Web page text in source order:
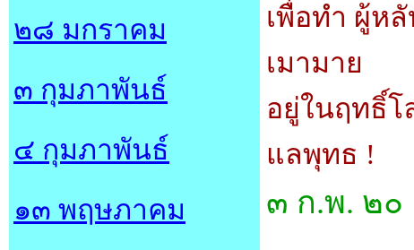
๒๘ มกราคม
๓ กุมภาพันธ์
๔ กุมภาพันธ์
๑๓ พฤษภาคม
เพื่อทำ ผู้ห
เมามาย
อยู่ในฤทธิ์
แลพุทธ !
๓ ก.พ. ๒๐